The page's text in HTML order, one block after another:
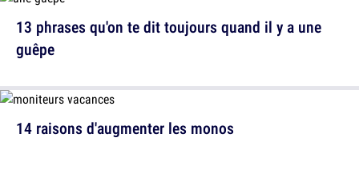
13 phrases qu'on te dit toujours quand il y a une
guêpe
14 raisons d'augmenter les monos